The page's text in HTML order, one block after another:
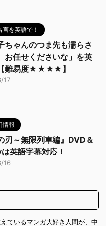
言を英語で！
ちゃんのつま先も濡らさ
お任せくださいな」を英
難易度★★★★】
17
情報
刃～無限列車編』DVD＆
英語字幕対応！
16
ているマンガ大好き人間が、中